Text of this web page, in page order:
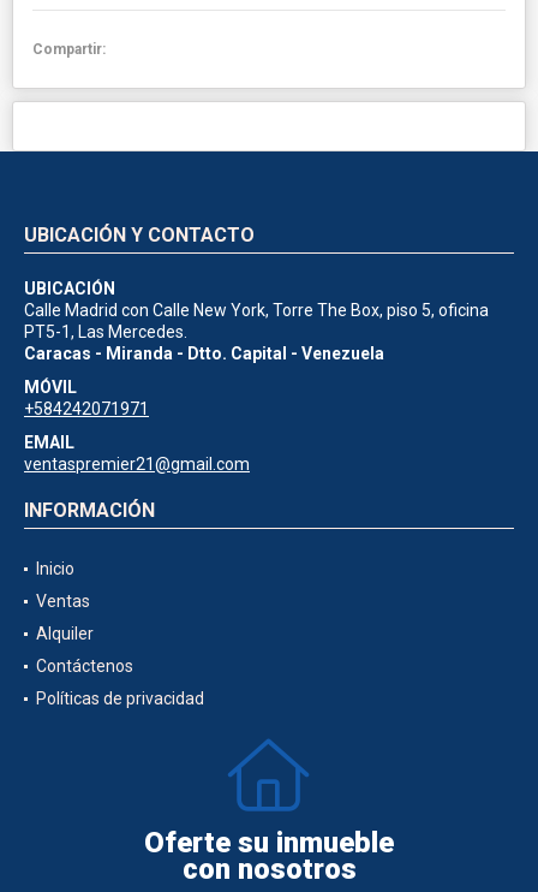
Compartir:
UBICACIÓN Y CONTACTO
UBICACIÓN
Calle Madrid con Calle New York, Torre The Box, piso 5, oficina
PT5-1, Las Mercedes.
Caracas - Miranda - Dtto. Capital - Venezuela
MÓVIL
+584242071971
EMAIL
ventaspremier21@gmail.com
INFORMACIÓN
Inicio
Ventas
Alquiler
Contáctenos
Políticas de privacidad
Oferte su inmueble
con nosotros